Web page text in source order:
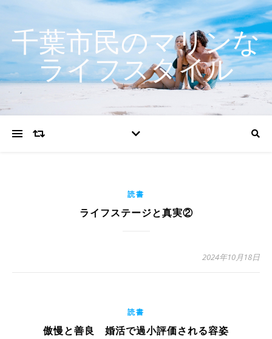
千葉市民のマリンな
ライフスタイル
読書
ライフステージと真実②
2024年10月18日
読書
傲慢と善良 婚活で過小評価される容姿